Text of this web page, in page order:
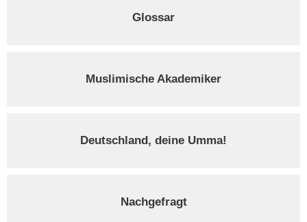
Glossar
Muslimische Akademiker
Deutschland, deine Umma!
Nachgefragt